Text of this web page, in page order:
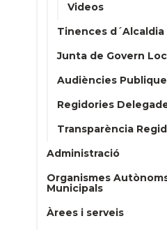
Videos
Tinences d´Alcaldia
Junta de Govern
Audiències
Regidories
Transparència
Administració
Organismes
Municipals
Àrees i serveis